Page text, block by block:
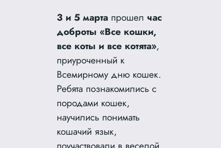
3 и 5 марта прошел час
доброты «Все кошки,
все коты и все котята»,
приуроченный к
Всемирному дню кошек.
Ребята познакомились с
породами кошек,
научились понимать
кошачий язык,